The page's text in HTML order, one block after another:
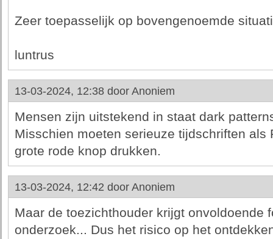
Zeer toepasselijk op bovengenoemde
luntrus
13-03-2024, 12:38 door Anoniem
Mensen zijn uitstekend in staat dark
Misschien moeten serieuze tijdschriften als
grote rode knop drukken.
13-03-2024, 12:42 door Anoniem
Maar de toezichthouder krijgt onvoldoende
onderzoek... Dus het risico op het